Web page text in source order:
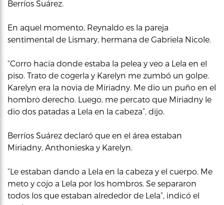
Berríos Suárez.
En aquel momento, Reynaldo es la pareja
sentimental de Lismary, hermana de Gabriela Nicole.
“Corro hacia donde estaba la pelea y veo a Lela en el
piso. Trato de cogerla y Karelyn me zumbó un golpe.
Karelyn era la novia de Miriadny. Me dio un puño en el
hombro derecho. Luego, me percato que Miriadny le
dio dos patadas a Lela en la cabeza”, dijo.
Berríos Suárez declaró que en el área estaban
Miriadny, Anthonieska y Karelyn.
“Le estaban dando a Lela en la cabeza y el cuerpo. Me
meto y cojo a Lela por los hombros. Se separaron
todos los que estaban alrededor de Lela”, indicó el